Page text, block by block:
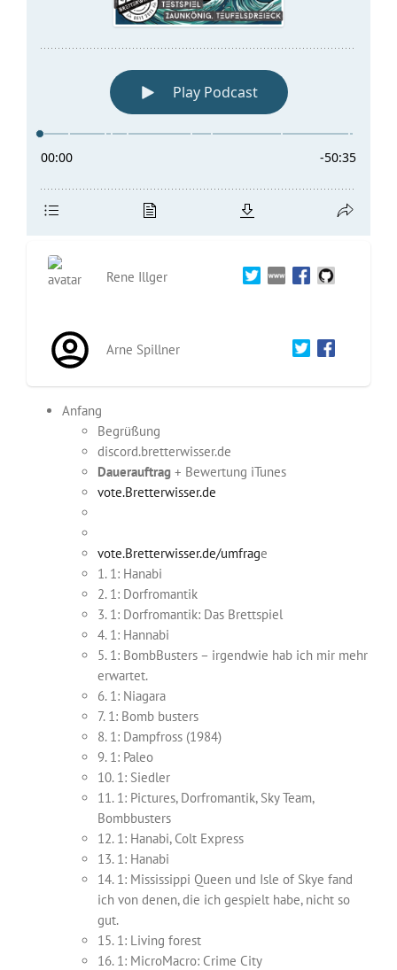
Rene Illger
Arne Spillner
Anfang
Begrüßung
discord.bretterwisser.de
Dauerauftrag + Bewertung iTunes
vote.Bretterwisser.de
vote.Bretterwisser.de/umfrage
1. 1: Hanabi
2. 1: Dorfromantik
3. 1: Dorfromantik: Das Brettspiel
4. 1: Hannabi
5. 1: BombBusters – irgendwie hab ich mir mehr
erwartet.
6. 1: Niagara
7. 1: Bomb busters
8. 1: Dampfross (1984)
9. 1: Paleo
10. 1: Siedler
11. 1: Pictures, Dorfromantik, Sky Team,
Bombbusters
12. 1: Hanabi, Colt Express
13. 1: Hanabi
14. 1: Mississippi Queen und Isle of Skye fand
ich von denen, die ich gespielt habe, nicht so
gut.
15. 1: Living forest
16. 1: MicroMacro: Crime City